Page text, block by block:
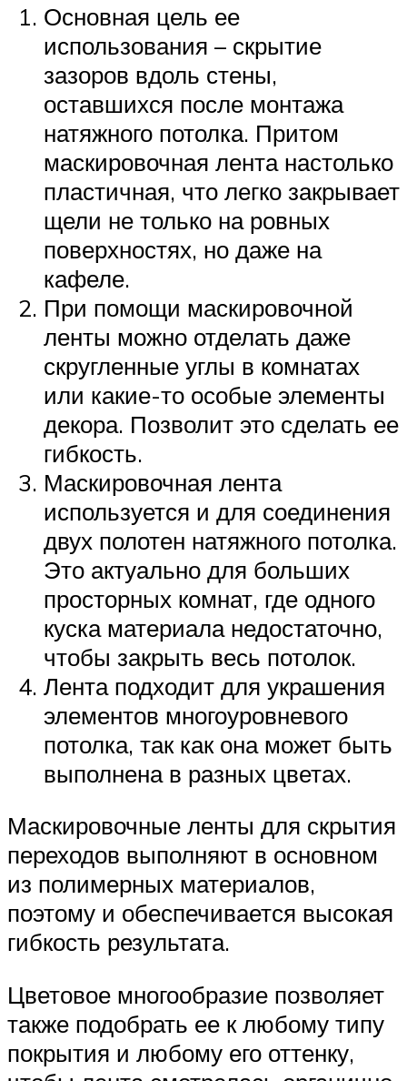
Основная цель ее
использования – скрытие
зазоров вдоль стены,
оставшихся после монтажа
натяжного потолка. Притом
маскировочная лента настолько
пластичная, что легко закрывает
щели не только на ровных
поверхностях, но даже на
кафеле.
При помощи маскировочной
ленты можно отделать даже
скругленные углы в комнатах
или какие-то особые элементы
декора. Позволит это сделать ее
гибкость.
Маскировочная лента
используется и для соединения
двух полотен натяжного потолка.
Это актуально для больших
просторных комнат, где одного
куска материала недостаточно,
чтобы закрыть весь потолок.
Лента подходит для украшения
элементов многоуровневого
потолка, так как она может быть
выполнена в разных цветах.
Маскировочные ленты для скрытия
переходов выполняют в основном
из полимерных материалов,
поэтому и обеспечивается высокая
гибкость результата.
Цветовое многообразие позволяет
также подобрать ее к любому типу
покрытия и любому его оттенку,